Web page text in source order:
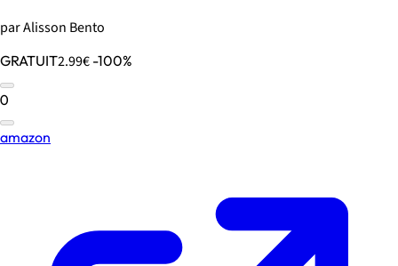
par Alisson Bento
GRATUIT2.99€ -100%
0
amazon